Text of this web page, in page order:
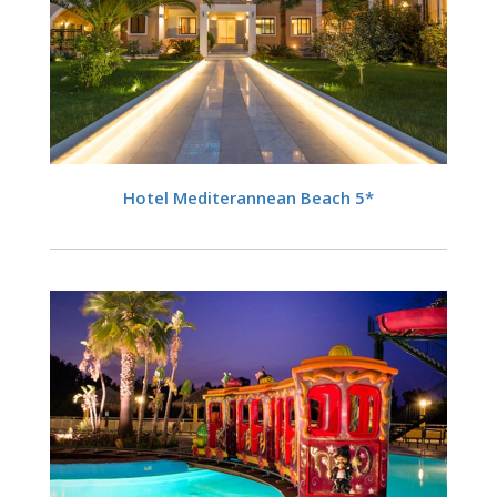
DETALII
Hotel Mediterannean Beach 5*